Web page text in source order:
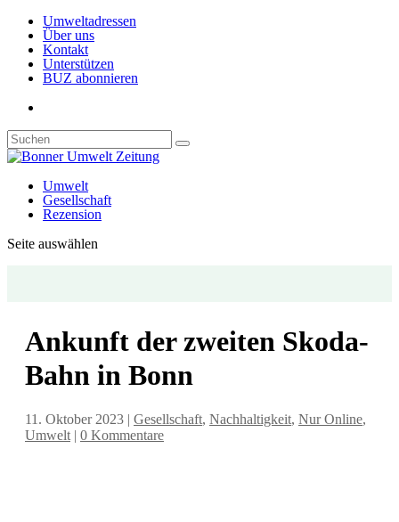
Umweltadressen
Über uns
Kontakt
Unterstützen
BUZ abonnieren
Umwelt
Gesellschaft
Rezension
Seite auswählen
Ankunft der zweiten Skoda-
Bahn in Bonn
11. Oktober 2023 | Gesellschaft, Nachhaltigkeit, Nur Online,
Umwelt | 0 Kommentare